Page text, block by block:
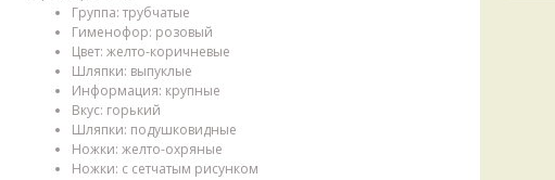
Группа: трубчатые
Гименофор: розовый
Цвет: желто-коричневые
Шляпки: выпуклые
Информация: крупные
Вкус: горький
Шляпки: подушковидные
Ножки: желто-охряные
Ножки: с сетчатым рисунком